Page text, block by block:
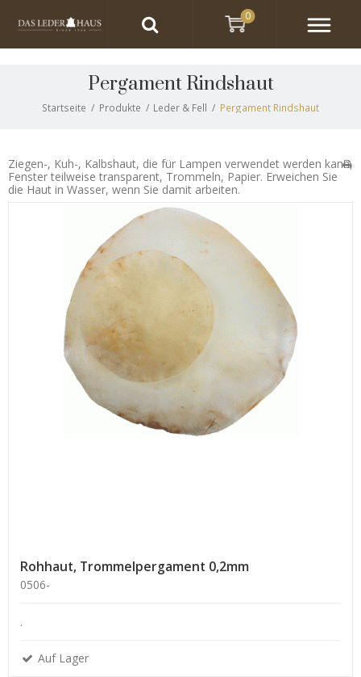
Pergament Rindshaut
Startseite / Produkte / Leder & Fell / Pergament Rindshaut
Ziegen-, Kuh-, Kalbshaut, die für Lampen verwendet werden kann,
Fenster teilweise transparent, Trommeln, Papier. Erweichen Sie
die Haut in Wasser, wenn Sie damit arbeiten.
Rohhaut, Trommelpergament 0,2mm
0506-
.
Auf Lager
0